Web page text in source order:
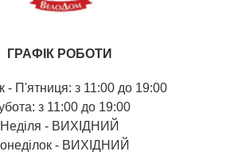
ГРАФІК РОБОТИ
- П'ятниця: з 11:00 до 19:00
з 11:00 до 19:00
Неділя - ВИХІДНИЙ
- ВИХІДНИЙ